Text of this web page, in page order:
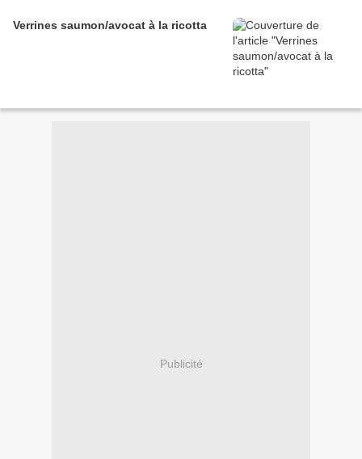
Verrines saumon/avocat à la ricotta
Publicité